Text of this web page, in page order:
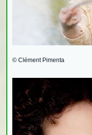
© Clément Pimenta